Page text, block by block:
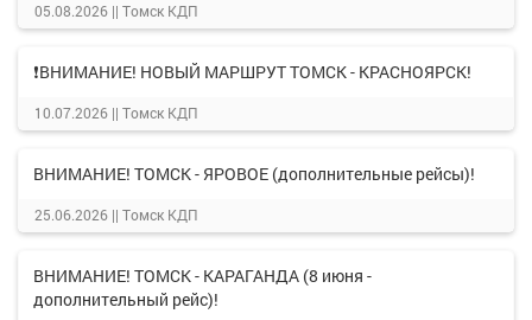
05.08.2026 || Томск КДП
❗ВНИМАНИЕ! НОВЫЙ МАРШРУТ ТОМСК - КРАСНОЯРСК!
10.07.2026 || Томск КДП
ВНИМАНИЕ! ТОМСК - ЯРОВОЕ (дополнительные рейсы)!
25.06.2026 || Томск КДП
ВНИМАНИЕ! ТОМСК - КАРАГАНДА (8 июня -
дополнительный рейс)!